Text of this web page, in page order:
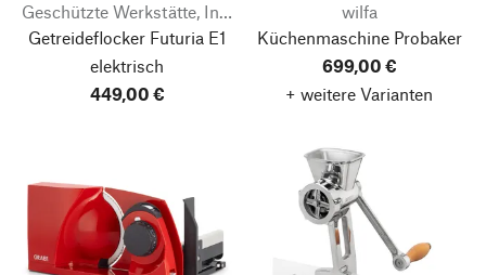
Geschützte Werkstätte, Integrative Betriebe Tirol
Getreideflocker Futuria E1
elektrisch
449,00 €
wilfa
Küchenmaschine Probaker
699,00 €
+ weitere Varianten